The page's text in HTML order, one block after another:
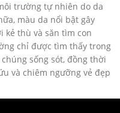
trường tự nhiên do da
màu da nổi bật gây
kẻ thù và săn tìm con
chỉ được tìm thấy trong
sống sót, đồng thời
và chiêm ngưỡng vẻ đẹp